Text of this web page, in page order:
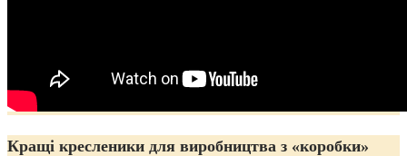
Кращі кресленики для виробництва з «коробки»